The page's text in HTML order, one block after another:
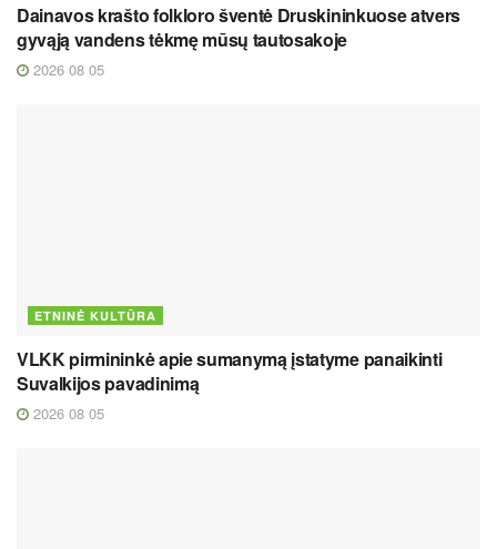
Dainavos krašto folkloro šventė Druskininkuose atvers
gyvąją vandens tėkmę mūsų tautosakoje
2026 08 05
ETNINĖ KULTŪRA
VLKK pirmininkė apie sumanymą įstatyme panaikinti
Suvalkijos pavadinimą
2026 08 05